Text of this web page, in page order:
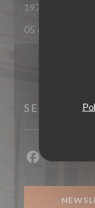
197 Route de
05 62 14 64 85
SEGUICI